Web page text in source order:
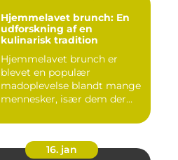
Hjemmelavet brunch: En
udforskning af en
kulinarisk tradition
Hjemmelavet brunch er
blevet en populær
madoplevelse blandt mange
mennesker, især dem der
16. jan